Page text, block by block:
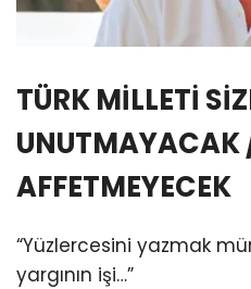
TÜRK MİLLETİ
UNUTMAYACAK
AFFETMEYECEK
“Yüzlercesini yazmak
yargının işi…”